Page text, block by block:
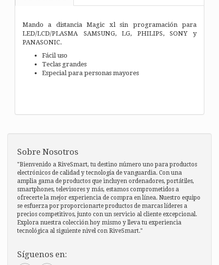
Mando a distancia Magic xl sin programación para
LED/LCD/PLASMA SAMSUNG, LG, PHILIPS, SONY y
PANASONIC.
Fácil uso
Teclas grandes
Especial para personas mayores
Sobre Nosotros
"Bienvenido a RiveSmart, tu destino número uno para productos
electrónicos de calidad y tecnología de vanguardia. Con una
amplia gama de productos que incluyen ordenadores, portátiles,
smartphones, televisores y más, estamos comprometidos a
ofrecerte la mejor experiencia de compra en línea. Nuestro equipo
se esfuerza por proporcionarte productos de marcas líderes a
precios competitivos, junto con un servicio al cliente excepcional.
Explora nuestra colección hoy mismo y lleva tu experiencia
tecnológica al siguiente nivel con RiveSmart."
Síguenos en: